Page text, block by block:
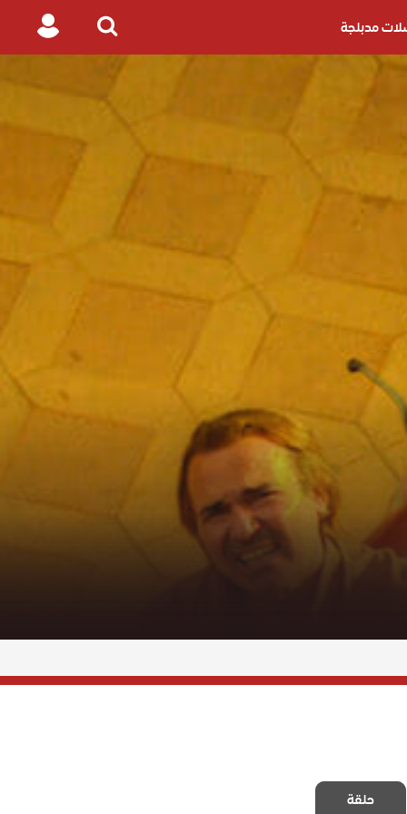
مدبلجة
Search
for
Login
مسلسل رجل مع
وقف التنفيذ
حلقة